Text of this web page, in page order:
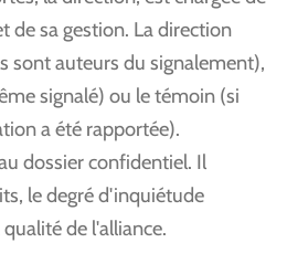
de sa gestion. La direction
sont auteurs du signalement),
signalé) ou le témoin (si
a été rapportée).
dossier confidentiel. Il
le degré d'inquiétude
de l'alliance.